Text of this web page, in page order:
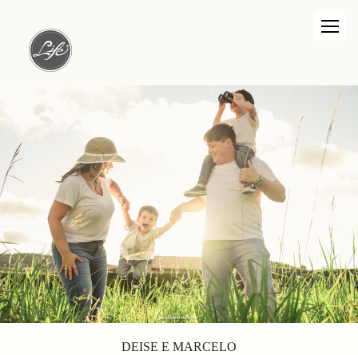
DEISE E MARCELO